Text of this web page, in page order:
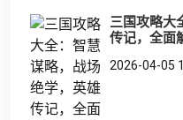
三国攻略大
传记，全面
2026-04-05